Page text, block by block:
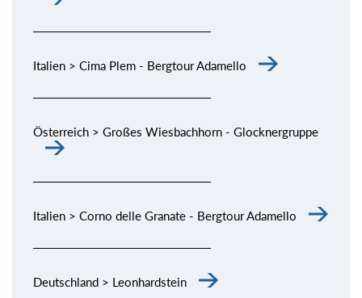
Italien > Cima Plem - Bergtour Adamello
Österreich > Großes Wiesbachhorn - Glocknergruppe
Italien > Corno delle Granate - Bergtour Adamello
Deutschland > Leonhardstein